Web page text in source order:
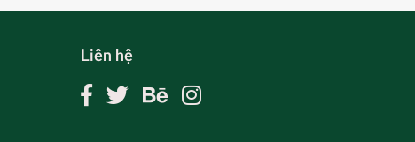
Liên hệ